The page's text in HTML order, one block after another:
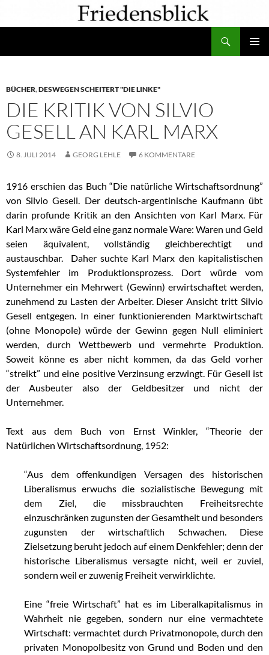
BÜCHER,DESWEGEN SCHEITERT "DIE LINKE"
DIE KRITIK VON SILVIO
GESELL AN KARL MARX
8. JULI 2014 GEORG LEHLE 6 KOMMENTARE
1916 erschien das Buch “Die natürliche Wirtschaftsordnung”
von Silvio Gesell. Der deutsch-argentinische Kaufmann übt
darin profunde Kritik an den Ansichten von Karl Marx. Für
Karl Marx wäre Geld eine ganz normale Ware: Waren und Geld
seien äquivalent, vollständig gleichberechtigt und
austauschbar. Daher suchte Karl Marx den kapitalistischen
Systemfehler im Produktionsprozess. Dort würde vom
Unternehmer ein Mehrwert (Gewinn) erwirtschaftet werden,
zunehmend zu Lasten der Arbeiter. Dieser Ansicht tritt Silvio
Gesell entgegen. In einer funktionierenden Marktwirtschaft
(ohne Monopole) würde der Gewinn gegen Null eliminiert
werden, durch Wettbewerb und vermehrte Produktion.
Soweit könne es aber nicht kommen, da das Geld vorher
“streikt” und eine positive Verzinsung erzwingt. Für Gesell ist
der Ausbeuter also der Geldbesitzer und nicht der
Unternehmer.
Text aus dem Buch von Ernst Winkler, “Theorie der
Natürlichen Wirtschaftsordnung, 1952:
“Aus dem offenkundigen Versagen des historischen
Liberalismus erwuchs die sozialistische Bewegung mit
dem Ziel, die missbrauchten Freiheitsrechte
einzuschränken zugunsten der Gesamtheit und besonders
zugunsten der wirtschaftlich Schwachen. Diese
Zielsetzung beruht jedoch auf einem Denkfehler; denn der
historische Liberalismus versagte nicht, weil er zuviel,
sondern weil er zuwenig Freiheit verwirklichte.
Eine “freie Wirtschaft” hat es im Liberalkapitalismus in
Wahrheit nie gegeben, sondern nur eine vermachtete
Wirtschaft: vermachtet durch Privatmonopole, durch den
privaten Monopolbesitz von Grund und Boden und den